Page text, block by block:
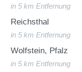
in 5 km Entfernung
Reichsthal
in 5 km Entfernung
Wolfstein, Pfalz
in 5 km Entfernung